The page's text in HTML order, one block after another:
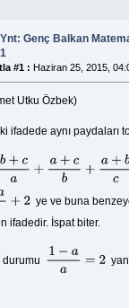
Ynt: Genç Balkan
1
#1 : Haziran 25, 2015,
Utku Özbek)
ifadede aynı paydaları
a+a+cb+ a+bc+6 =1 −aa+2
2
ye ve buna
ifadedir. İspat biter.
durumu 1−aa=2